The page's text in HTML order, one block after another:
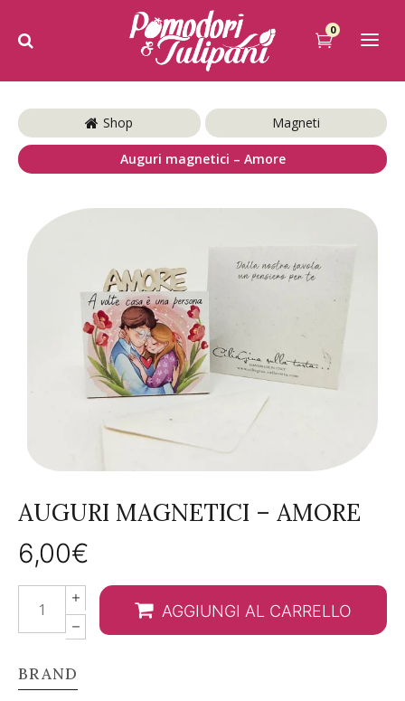
0
Shop Magneti
Auguri magnetici – Amore
AUGURI MAGNETICI – AMORE
6,00€
magnetici
Amore
quantity
AGGIUNGI AL CARRELLO
BRAND